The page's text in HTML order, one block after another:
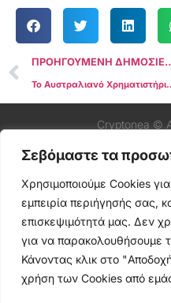
Σεβόμαστε τα
Χρησιμοποιούμε Cookies
εμπειρία περιήγησής σας,
επισκεψιμότητά μας. Δεν
για να παρακολουθήσουμε
Κάνοντας κλικ στο
χρήση των Cookies από
Το Αυστραλιανό Χρηματιστήριο Αξιών
Cryptonea ©